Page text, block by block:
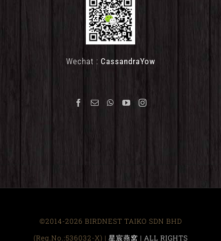
Wechat : CassandraYow
©2014-2026 BIRDNEST TAIKO SDN BHD
(Reg.No.:536032-X) | 星宸燕窝 | ALL RIGHTS